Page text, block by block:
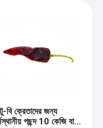
বি ক্রেতাদের জন্য
পছন্দ 10 কেজি বা